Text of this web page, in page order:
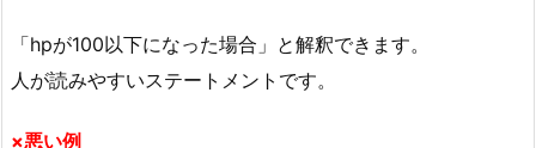
サ
ン
ル
「hpが100以下になった場合」と解釈できます。
人が読みやすいステートメントです。
×悪い例